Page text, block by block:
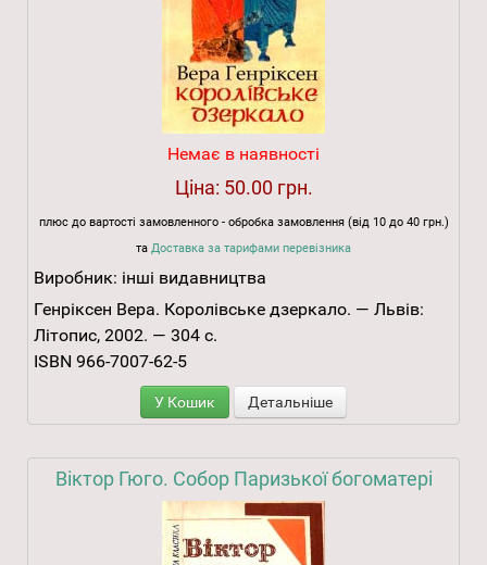
Немає в наявності
Ціна: 50.00 грн.
плюс до вартості замовленного - обробка замовлення (від 10 до 40 грн.)
та Доставка за тарифами перевізника
Виробник: інші видавництва
Генріксен Вера. Королівське дзеркало. — Львів:
Літопис, 2002. — 304 с.
ISBN 966-7007-62-5
У Кошик Детальніше
Віктор Гюго. Собор Паризької богоматері